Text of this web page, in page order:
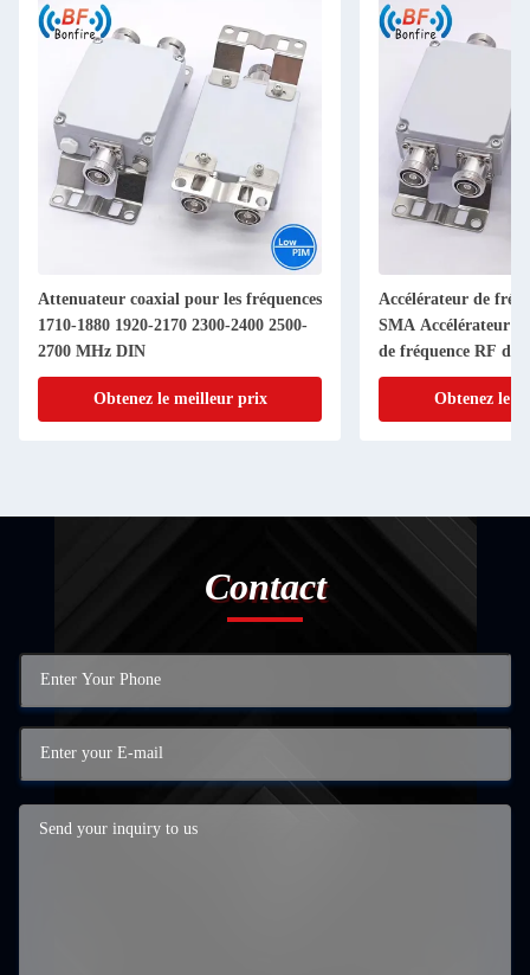
Attenuateur coaxial pour les fréquences
1710-1880 1920-2170 2300-2400 2500-
2700 MHz DIN
Obtenez le meilleur prix
Accélérateur de
SMA Accélérateur
de fréquence RF de
Connecteur 1-40dB
Obtenez le
Contact